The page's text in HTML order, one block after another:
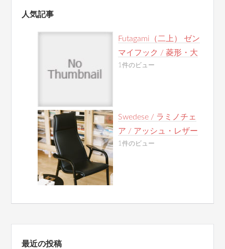
人気記事
Futagami（二上） ゼン
マイフック / 菱形・大
1件のビュー
Swedese / ラミノチェ
ア / アッシュ・レザー
1件のビュー
最近の投稿